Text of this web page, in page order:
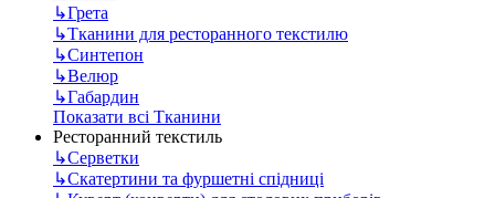
↳Грета
↳Тканини для ресторанного текстилю
↳Синтепон
↳Велюр
↳Габардин
Показати всі Тканини
Ресторанний текстиль
↳Серветки
↳Скатертини та фуршетні спідниці